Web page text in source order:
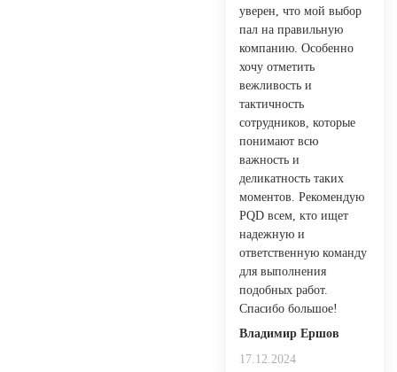
уверен, что мой выбор
пал на правильную
компанию. Особенно
хочу отметить
вежливость и
тактичность
сотрудников, которые
понимают всю
важность и
деликатность таких
моментов. Рекомендую
PQD всем, кто ищет
надежную и
ответственную команду
для выполнения
подобных работ.
Спасибо большое!
Владимир Ершов
17.12.2024